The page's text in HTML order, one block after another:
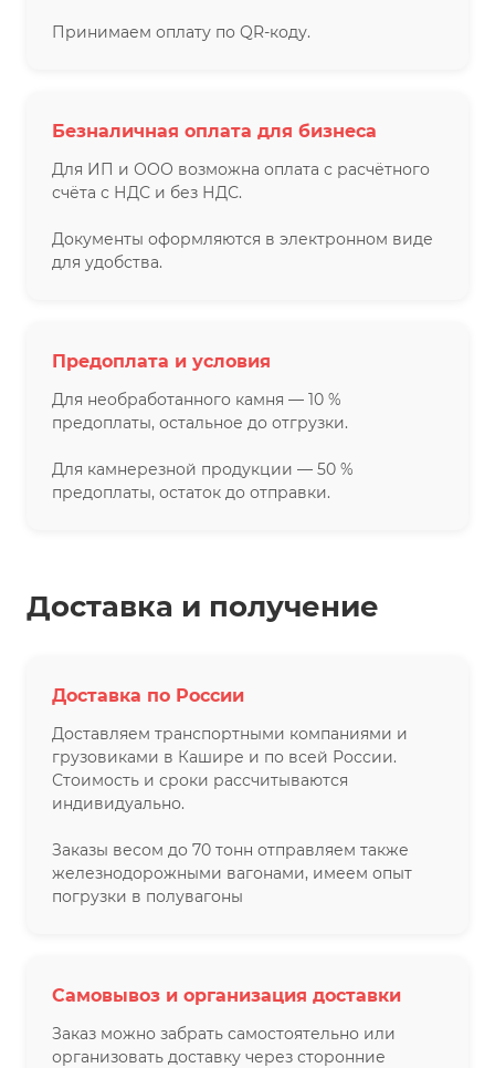
Принимаем оплату по QR-коду.
Безналичная оплата для бизнеса
Для ИП и ООО возможна оплата с расчётного
счёта с НДС и без НДС.
Документы оформляются в электронном виде
для удобства.
Предоплата и условия
Для необработанного камня — 10 %
предоплаты, остальное до отгрузки.
Для камнерезной продукции — 50 %
предоплаты, остаток до отправки.
Доставка и получение
Доставка по России
Доставляем транспортными компаниями и
грузовиками в Кашире и по всей России.
Стоимость и сроки рассчитываются
индивидуально.
Заказы весом до 70 тонн отправляем также
железнодорожными вагонами, имеем опыт
погрузки в полувагоны
Самовывоз и организация доставки
Заказ можно забрать самостоятельно или
организовать доставку через сторонние